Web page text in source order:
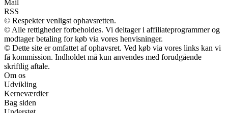
Mail
RSS
© Respekter venligst ophavsretten.
© Alle rettigheder forbeholdes. Vi deltager i affiliateprogrammer og
modtager betaling for køb via vores henvisninger.
© Dette site er omfattet af ophavsret. Ved køb via vores links kan vi
få kommission. Indholdet må kun anvendes med forudgående
skriftlig aftale.
Om os
Udvikling
Kerneværdier
Bag siden